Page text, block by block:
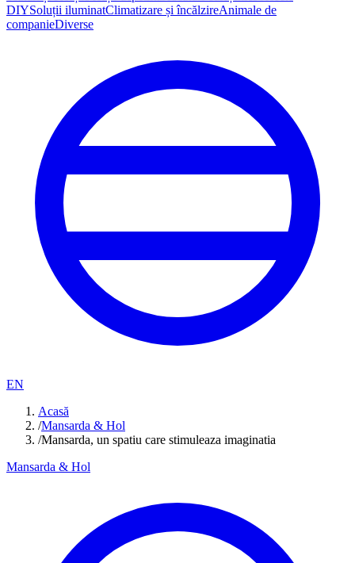
DIYSoluții iluminatClimatizare și încălzireAnimale de
companieDiverse
EN
Acasă
/Mansarda & Hol
/Mansarda, un spatiu care stimuleaza imaginatia
Mansarda & Hol